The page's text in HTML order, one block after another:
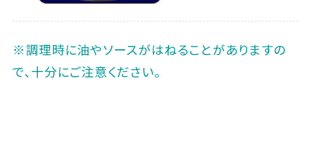
※調理時に油やソースがはねることがありますの
で、十分にご注意ください。